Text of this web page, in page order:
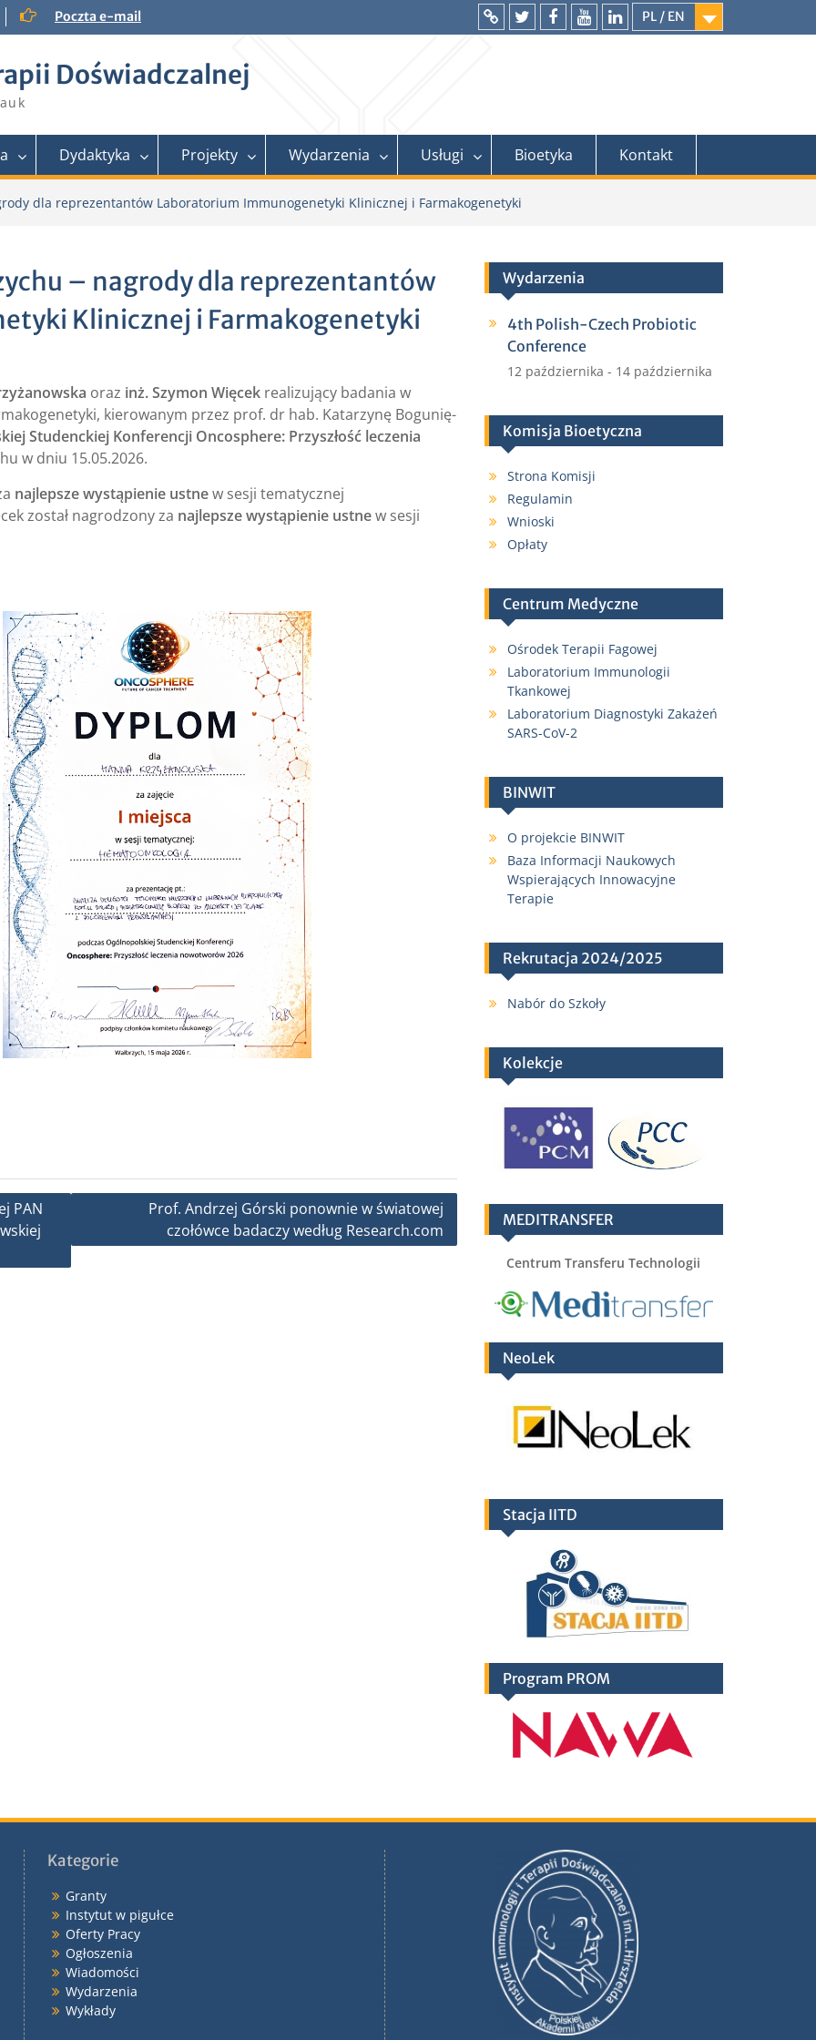
Poczta e-mail
PL / EN
IntranetTwitterFacebookYouTubeLinkedIn
Doświadczalnej
Dydaktyka Projekty Wydarzenia Usługi Bioetyka Kontakt
dla reprezentantów Laboratorium Immunogenetyki Klinicznej i Farmakogenetyki
– nagrody dla reprezentantów
Klinicznej i Farmakogenetyki
oraz inż. Szymon Więcek realizujący badania w
kierowanym przez prof. dr hab. Katarzynę Bogunię-
Studenckiej Konferencji Oncosphere: Przyszłość leczenia
w dniu 15.05.2026.
najlepsze wystąpienie ustnew sesji tematycznej
został nagrodzony za najlepsze wystąpienie ustnew sesji
PAN
Prof. Andrzej Górski ponownie w światowej
czołówce badaczy według Research.com
Wydarzenia
4th Polish-Czech Probiotic
Conference
12 października - 14 października
Komisja Bioetyczna
Strona Komisji
Regulamin
Wnioski
Opłaty
Centrum Medyczne
Ośrodek Terapii Fagowej
Laboratorium Immunologii
Tkankowej
Laboratorium Diagnostyki Zakażeń
SARS-CoV-2
BINWIT
O projekcie BINWIT
Baza Informacji Naukowych
Wspierających Innowacyjne
Terapie
Rekrutacja 2024/2025
Nabór do Szkoły
Kolekcje
MEDITRANSFER
Centrum Transferu Technologii
NeoLek
Stacja IITD
Program PROM
Kategorie
Granty
Instytut w pigułce
Oferty Pracy
Ogłoszenia
Wiadomości
Wydarzenia
Wykłady